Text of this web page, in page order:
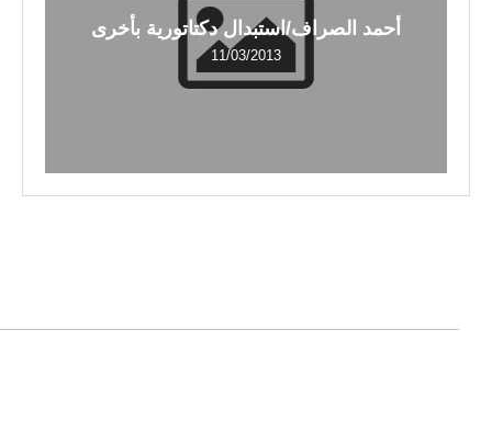
أحمد الصراف/استبدال دكتاتورية بأخرى
11/03/2013